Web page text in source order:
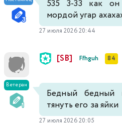
535 3-33 как
мордой угар
27 июля 2026 20:44
Ветеран
[SB] Ffhguh 84
Бедный бедный
тянуть его за яйки
27 июля 2026 20:05